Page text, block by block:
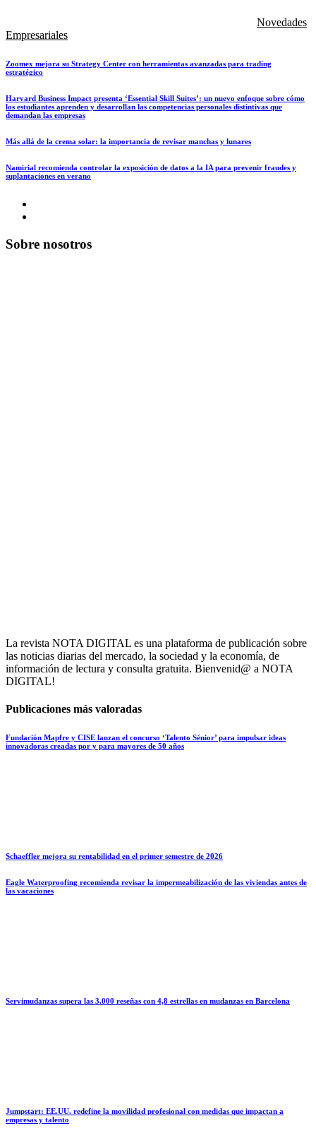
Novedades
Empresariales
Zoomex mejora su Strategy Center con herramientas avanzadas para trading
estratégico
Harvard Business Impact presenta ‘Essential Skill Suites’: un nuevo enfoque sobre cómo
los estudiantes aprenden y desarrollan las competencias personales distintivas que
demandan las empresas
Más allá de la crema solar: la importancia de revisar manchas y lunares
Namirial recomienda controlar la exposición de datos a la IA para prevenir fraudes y
suplantaciones en verano
Sobre nosotros
La revista NOTA DIGITAL es una plataforma de publicación sobre
las noticias diarias del mercado, la sociedad y la economía, de
información de lectura y consulta gratuita. Bienvenid@ a NOTA
DIGITAL!
Publicaciones más valoradas
Fundación Mapfre y CISE lanzan el concurso ‘Talento Sénior’ para impulsar ideas
innovadoras creadas por y para mayores de 50 años
Schaeffler mejora su rentabilidad en el primer semestre de 2026
Eagle Waterproofing recomienda revisar la impermeabilización de las viviendas antes de
las vacaciones
Servimudanzas supera las 3.000 reseñas con 4,8 estrellas en mudanzas en Barcelona
Jumpstart: EE.UU. redefine la movilidad profesional con medidas que impactan a
empresas y talento